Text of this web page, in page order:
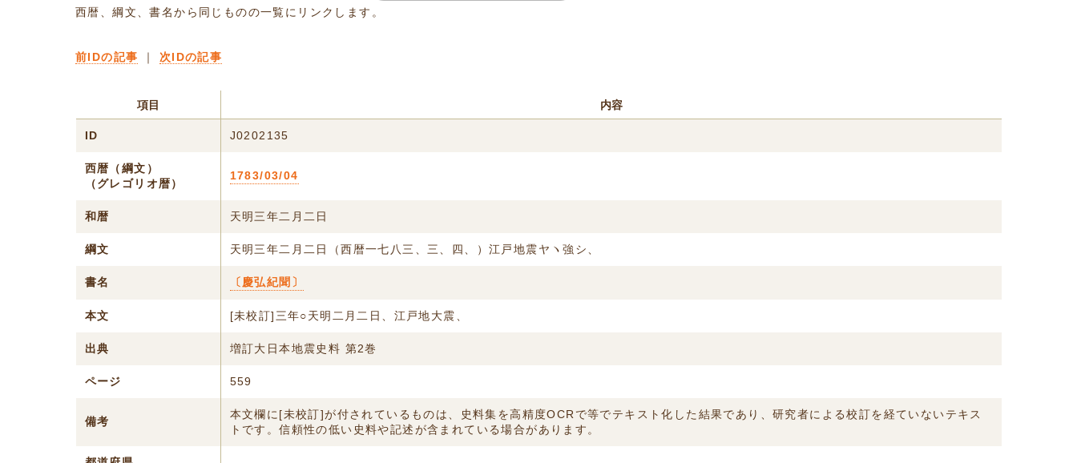
西暦、綱文、書名から同じものの一覧にリンクします。
前IDの記事 ｜ 次IDの記事
項目 内容
ID J0202135
西暦（綱文）
（グレゴリオ暦）
1783/03/04
和暦 天明三年二月二日
綱文 天明三年二月二日（西暦一七八三、三、四、）江戸地震ヤヽ強シ、
書名 〔慶弘紀聞〕
本文 [未校訂]三年○天明二月二日、江戸地大震、
出典 増訂大日本地震史料 第2巻
ページ 559
備考
本文欄に[未校訂]が付されているものは、史料集を高精度OCRで等でテキスト化した結果であり、研究者による校訂を経ていないテキス
トです。信頼性の低い史料や記述が含まれている場合があります。